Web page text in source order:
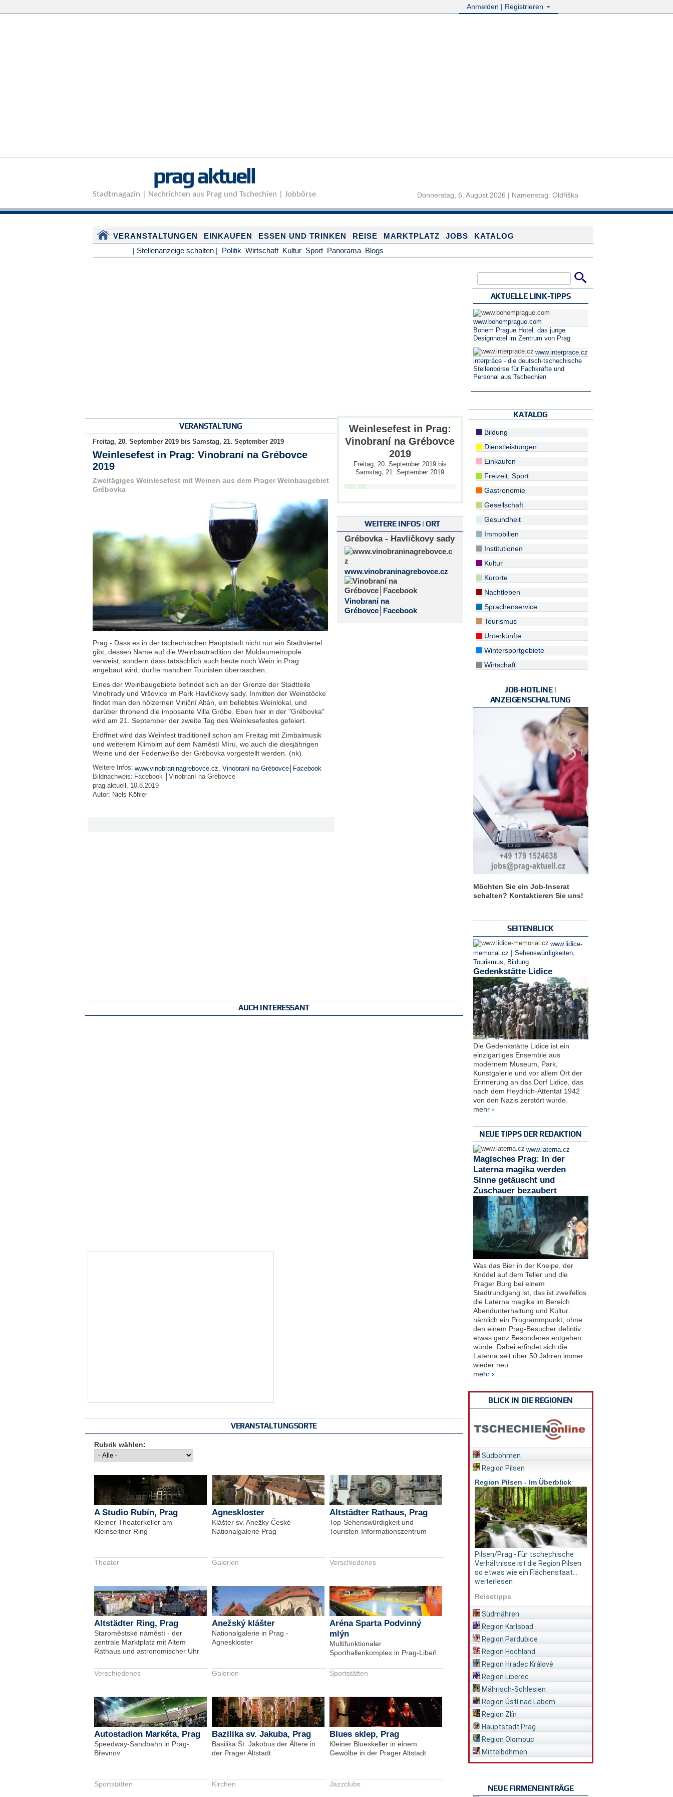
Anmelden | Registrieren
prag aktuell
Stadtmagazin | Nachrichten aus Prag und Tschechien | Jobbörse Donnerstag, 6. August 2026 | Namenstag: Oldřiška
VERANSTALTUNGEN EINKAUFEN ESSEN UND TRINKEN REISE MARKTPLATZ JOBS
KATALOG
| Stellenanzeige schalten | Politik Wirtschaft Kultur Sport Panorama Blogs
VERANSTALTUNG
Freitag, 20. September 2019bis Samstag, 21. September 2019
Weinlesefest in Prag: Vinobraní na Grébovce
2019
Zweitägiges Weinlesefest mit Weinen aus dem Prager Weinbaugebiet
Grébovka
Prag - Dass es in der tschechischen Hauptstadt nicht nur ein Stadtviertel
gibt, dessen Name auf die Weinbautradition der Moldaumetropole
verweist, sondern dass tatsächlich auch heute noch Wein in Prag
angebaut wird, dürfte manchen Touristen überraschen.
Eines der Weinbaugebiete befindet sich an der Grenze der Stadtteile
Vinohrady und Vršovice im Park Havličkovy sady. Inmitten der Weinstöcke
findet man den hölzernen Viniční Altán, ein beliebtes Weinlokal, und
darüber thronend die imposante Villa Gröbe. Eben hier in der "Grébovka"
wird am 21. September der zweite Tag des Weinlesefestes gefeiert.
Eröffnet wird das Weinfest traditionell schon am Freitag mit Zimbalmusik
und weiterem Klimbim auf dem Náměstí Míru, wo auch die diesjährigen
Weine und der Federweiße der Grébovka vorgestellt werden. (nk)
Weitere Infos: www.vinobraninagrebovce.cz
Vinobraní na Grébovce│Facebook
Bildnachweis: Facebook │Vinobraní na Grébovce
prag aktuell, 10.8.2019
Autor: Niels Köhler
Weinlesefest in Prag:
Vinobraní na Grébovce
2019
Freitag, 20. September 2019bis
Samstag, 21. September 2019
WEITERE INFOS | ORT
Grébovka - Havličkovy sady
www.vinobraninagrebovce.cz
Vinobraní na
Grébovce│Facebook
AUCH INTERESSANT
VERANSTALTUNGSORTE
Rubrik wählen:
A Studio Rubín, Prag
Kleiner Theaterkeller am
Kleinseitner Ring
Theater
Agneskloster
Klášter sv. Anežky České -
Nationalgalerie Prag
Galerien
Altstädter Rathaus, Prag
Top-Sehenswürdigkeit und
Touristen-Informationszentrum
Verschiedenes
Altstädter Ring, Prag
Staroměstské náměstí - der
zentrale Marktplatz mit Altem
Rathaus und astronomischer Uhr
Verschiedenes
Anežský klášter
Nationalgalerie in Prag -
Agneskloster
Galerien
Aréna Sparta Podvinný
mlýn
Multifunktionaler
Sporthallenkomplex in Prag-Libeň
Sportstätten
Autostadion Markéta, Prag
Speedway-Sandbahn in Prag-
Břevnov
Sportstätten
Bazilika sv. Jakuba, Prag
Basilika St. Jakobus der Ältere in
der Prager Altstadt
Kirchen
Blues sklep, Prag
Kleiner Blueskeller in einem
Gewölbe in der Prager Altstadt
Jazzclubs
AKTUELLE LINK-TIPPS
www.bohemprague.com
Bohem Prague Hotel: das junge
Designhotel im Zentrum von Prag
www.interprace.cz
interpráce - die deutsch-tschechische
Stellenbörse für Fachkräfte und
Personal aus Tschechien
KATALOG
Bildung
Dienstleistungen
Einkaufen
Freizeit, Sport
Gastronomie
Gesellschaft
Gesundheit
Immobilien
Institutionen
Kultur
Kurorte
Nachtleben
Sprachenservice
Tourismus
Unterkünfte
Wintersportgebiete
Wirtschaft
JOB-HOTLINE |
ANZEIGENSCHALTUNG
Möchten Sie ein Job-Inserat
schalten? Kontaktieren Sie uns!
SEITENBLICK
www.lidice-
memorial.cz | Sehenswürdigkeiten,
Tourismus
Bildung
Gedenkstätte Lidice
Die Gedenkstätte Lidice ist ein
einzigartiges Ensemble aus
modernem Museum, Park,
Kunstgalerie und vor allem Ort der
Erinnerung an das Dorf Lidice, das
nach dem Heydrich-Attentat 1942
von den Nazis zerstört wurde.
mehr ›
NEUE TIPPS DER REDAKTION
www.laterna.cz
Magisches Prag: In der
Laterna magika werden
Sinne getäuscht und
Zuschauer bezaubert
Was das Bier in der Kneipe, der
Knödel auf dem Teller und die
Prager Burg bei einem
Stadtrundgang ist, das ist zweifellos
die Laterna magika im Bereich
Abendunterhaltung und Kultur:
nämlich ein Programmpunkt, ohne
den einem Prag-Besucher defintiv
etwas ganz Besonderes entgehen
würde. Dabei erfindet sich die
Laterna seit über 50 Jahren immer
wieder neu.
mehr ›
BLICK IN DIE REGIONEN
Südböhmen
Region Pilsen
Region Pilsen - Im Überblick
Pilsen/Prag - Für tschechische
Verhältnisse ist die Region Pilsen
so etwas wie ein Flächenstaat...
weiterlesen
Reisetipps
Südmähren
Region Karlsbad
Region Pardubice
Region Hochland
Region Hradec Králové
Region Liberec
Mährisch-Schlesien
Region Ústí nad Labem
Region Zlín
Hauptstadt Prag
Region Olomouc
Mittelböhmen
NEUE FIRMENEINTRÄGE